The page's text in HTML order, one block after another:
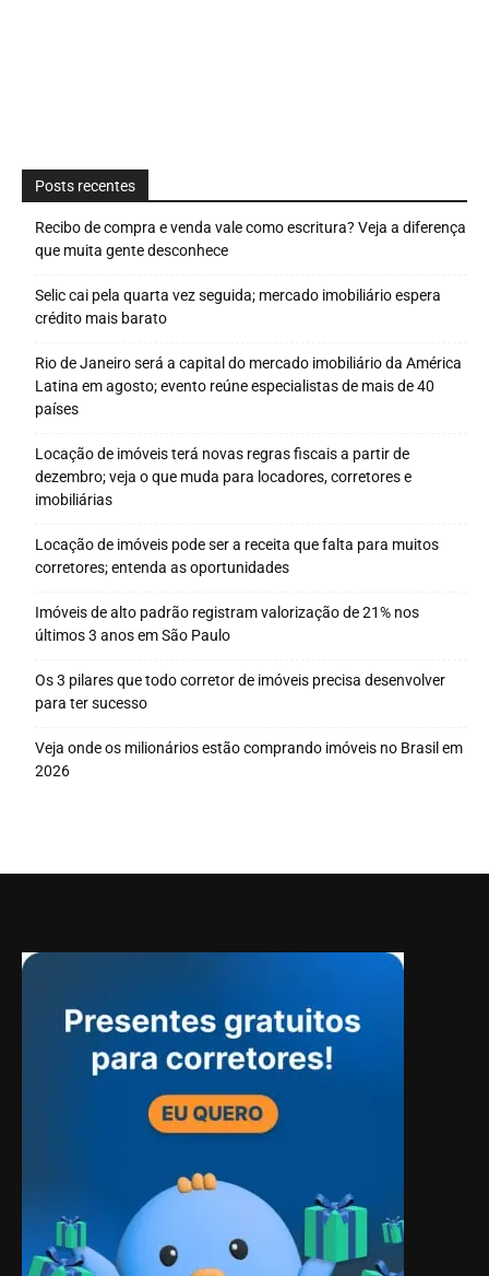
Posts recentes
Recibo de compra e venda vale como escritura? Veja a diferença
que muita gente desconhece
Selic cai pela quarta vez seguida; mercado imobiliário espera
crédito mais barato
Rio de Janeiro será a capital do mercado imobiliário da América
Latina em agosto; evento reúne especialistas de mais de 40
países
Locação de imóveis terá novas regras fiscais a partir de
dezembro; veja o que muda para locadores, corretores e
imobiliárias
Locação de imóveis pode ser a receita que falta para muitos
corretores; entenda as oportunidades
Imóveis de alto padrão registram valorização de 21% nos
últimos 3 anos em São Paulo
Os 3 pilares que todo corretor de imóveis precisa desenvolver
para ter sucesso
Veja onde os milionários estão comprando imóveis no Brasil em
2026